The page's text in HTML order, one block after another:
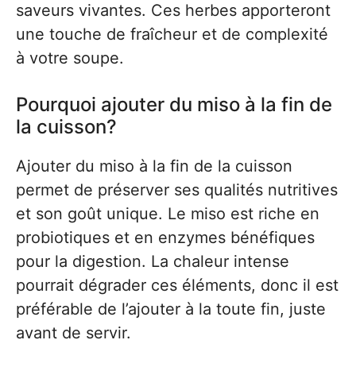
saveurs vivantes. Ces herbes apporteront
une touche de fraîcheur et de complexité
à votre soupe.
Pourquoi ajouter du miso à la fin de
la cuisson?
Ajouter du miso à la fin de la cuisson
permet de préserver ses qualités nutritives
et son goût unique. Le miso est riche en
probiotiques et en enzymes bénéfiques
pour la digestion. La chaleur intense
pourrait dégrader ces éléments, donc il est
préférable de l’ajouter à la toute fin, juste
avant de servir.